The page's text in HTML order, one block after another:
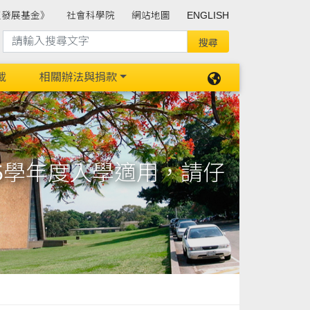
展基金》 社會科學院 網站地圖 ENGLISH
相關辦法與捐款
年度入學適用，請仔